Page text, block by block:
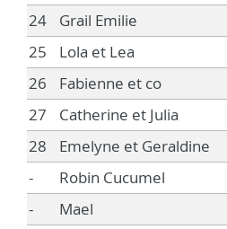
24
Grail Emilie
25
Lola et Lea
26
Fabienne et co
27
Catherine et Julia
28
Emelyne et Geraldine
-
Robin Cucumel
-
Mael